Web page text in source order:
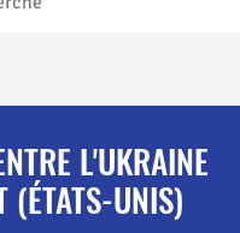
L'UKRAINE
(ÉTATS-UNIS)